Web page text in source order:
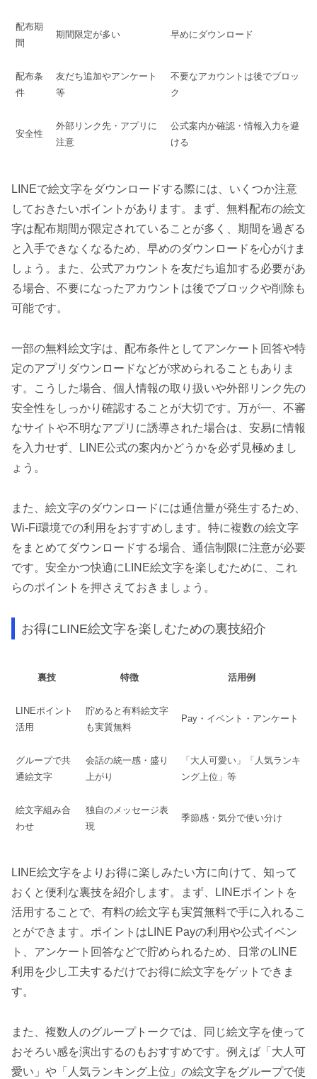
配布期
間
期間限定が多い 早めにダウンロード
配布条
件
友だち追加やアンケート
等
不要なアカウントは後でブロッ
ク
安全性
外部リンク先・アプリに
注意
公式案内か確認・情報入力を避
ける
LINEで絵文字をダウンロードする際には、いくつか注意
しておきたいポイントがあります。まず、無料配布の絵文
字は配布期間が限定されていることが多く、期間を過ぎる
と入手できなくなるため、早めのダウンロードを心がけま
しょう。また、公式アカウントを友だち追加する必要があ
る場合、不要になったアカウントは後でブロックや削除も
可能です。
一部の無料絵文字は、配布条件としてアンケート回答や特
定のアプリダウンロードなどが求められることもありま
す。こうした場合、個人情報の取り扱いや外部リンク先の
安全性をしっかり確認することが大切です。万が一、不審
なサイトや不明なアプリに誘導された場合は、安易に情報
を入力せず、LINE公式の案内かどうかを必ず見極めまし
ょう。
また、絵文字のダウンロードには通信量が発生するため、
Wi-Fi環境での利用をおすすめします。特に複数の絵文字
をまとめてダウンロードする場合、通信制限に注意が必要
です。安全かつ快適にLINE絵文字を楽しむために、これ
らのポイントを押さえておきましょう。
お得にLINE絵文字を楽しむための裏技紹介
裏技 特徴 活用例
LINEポイント
活用
貯めると有料絵文字
も実質無料
Pay・イベント・アンケート
グループで共
通絵文字
会話の統一感・盛り
上がり
「大人可愛い」「人気ランキ
ング上位」等
絵文字組み合
わせ
独自のメッセージ表
現
季節感・気分で使い分け
LINE絵文字をよりお得に楽しみたい方に向けて、知って
おくと便利な裏技を紹介します。まず、LINEポイントを
活用することで、有料の絵文字も実質無料で手に入れるこ
とができます。ポイントはLINE Payの利用や公式イベン
ト、アンケート回答などで貯められるため、日常のLINE
利用を少し工夫するだけでお得に絵文字をゲットできま
す。
また、複数人のグループトークでは、同じ絵文字を使って
おそろい感を演出するのもおすすめです。例えば「大人可
愛い」や「人気ランキング上位」の絵文字をグループで使